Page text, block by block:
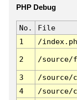
PHP Debug
No. File
1
/
2 /source/
3 /source/
4
/source/